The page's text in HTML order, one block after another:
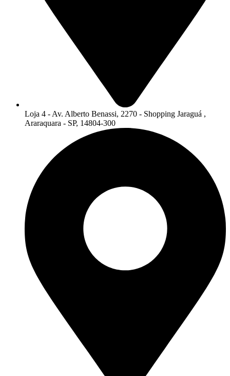
Loja 4 - Av. Alberto Benassi, 2270 - Shopping Jaraguá ,
Araraquara - SP, 14804-300